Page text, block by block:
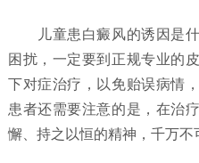
儿童患白癜风的诱因是
困扰，一定要到正规专业的
下对症治疗，以免贻误病情
患者还需要注意的是，在治
懈、持之以恒的精神，千万不